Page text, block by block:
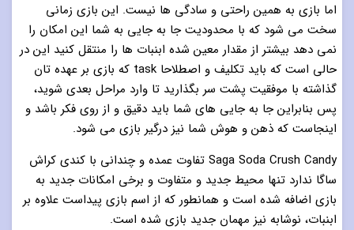
اما بازی به همین راحتی و سادگی ها نیست. این بازی زمانی
سخت می شود که با محدودیت جا به جایی به شما این امکان را
نمی دهد بیشتر از مقدار معین شده ابنبات ها را منتقل کنید این در
حالی است که باید تکلیف و اصطلاحا task که بازی بر عهده تان
گذاشته با موفقیت پشت سر بگذارید تا وارد مراحل بعدی شوید،
پس بنابراین جا به جایی های شما باید دقیق و از روی فکر باشد و
اینجاست که ذهن و هوش شما نیز درگیر بازی می شود.
Saga Soda Crush Candy تفاوت عمده و چندانی با کندی کراش
ساگا ندارد تنها محیط جدید و متفاوت و برخی امکانات جدید به
بازی اضافه شده است و همانطور که از اسم بازی پیداست علاوه بر
ابنبات، نوشابه نیز مهمان جدید بازی شده است.